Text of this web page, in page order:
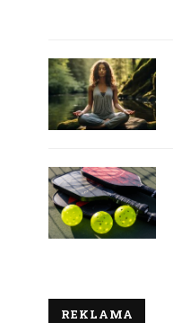
REKLAMA